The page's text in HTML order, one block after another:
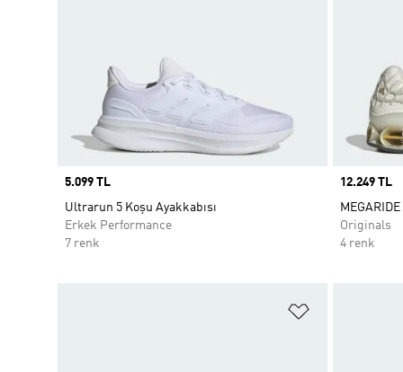
Price
5.099 TL
Ultrarun 5 Koşu Ayakkabısı
Erkek Performance
7 renk
Price
12.249 TL
MEGARIDE
Originals
4 renk